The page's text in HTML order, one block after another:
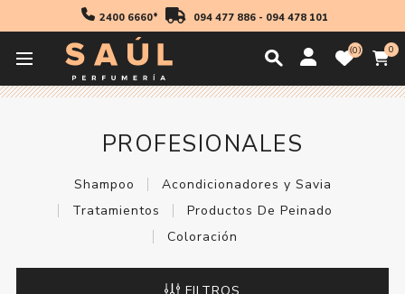
2400 6660* 094 477 886- 094 478 101
0 0
Inicio
PROFESIONALES
Shampoo
Acondicionadores y Savia
Tratamientos
Productos De Peinado
Coloración